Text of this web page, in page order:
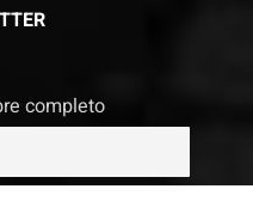
completo